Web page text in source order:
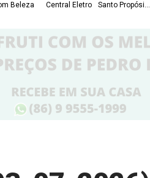
Beleza Central Eletro Santo Propósito